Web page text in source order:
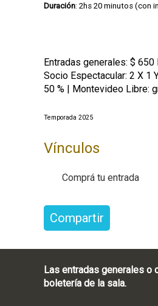
Duración: 2hs 20 minutos (con
Entradas generales: $ 650
Socio Espectacular: 2 X 1
50 % | Montevideo Libre:
Temporada 2025
Vínculos
Comprá tu entrada
Compartir
Las entradas generales o
boletería de la sala.